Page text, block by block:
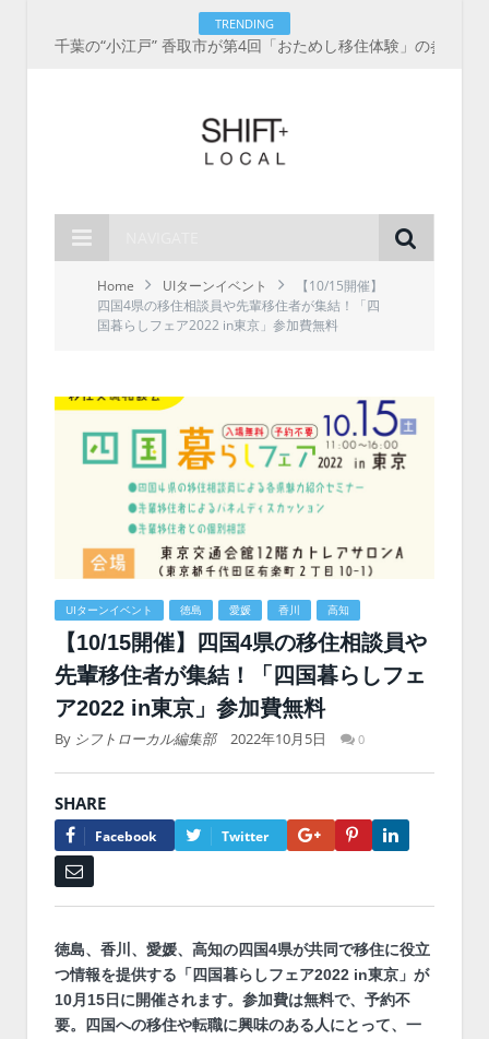
TRENDING
Home UIターンイベント
【10/15開催】
四国4県の移住相談員や先輩移住者が集結！「四
国暮らしフェア2022 in東京」参加費無料
UIターンイベント 徳島 愛媛 香川 高知
【10/15開催】四国4県の移住相談員や
先輩移住者が集結！「四国暮らしフェ
ア2022 in東京」参加費無料
By シフトローカル編集部 2022年10月5日 0
SHARE
Facebook Twitter Google+Pinterest
徳島、香川、愛媛、高知の四国4県が共同で移住に役立
つ情報を提供する「四国暮らしフェア2022 in東京」が
10月15日に開催されます。参加費は無料で、予約不
要。四国への移住や転職に興味のある人にとって、一